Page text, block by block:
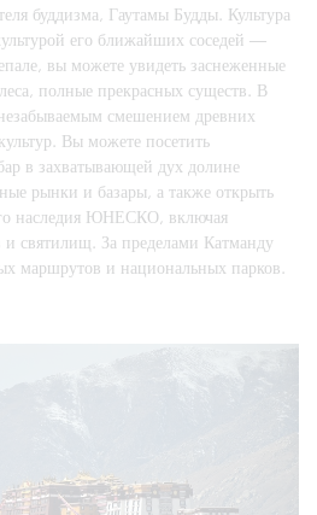
буддизма, Гаутамы Будды. Культура
его ближайших соседей —
вы можете увидеть заснеженные
полные прекрасных существ. В
смешением древних
Вы можете посетить
в захватывающей дух долине
рынки и базары, а также открыть
наследия ЮНЕСКО, включая
святилищ. За пределами Катманду
маршрутов и национальных парков.